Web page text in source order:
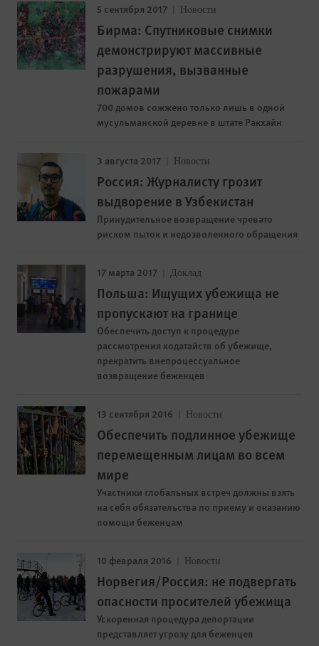
5 сентября 2017 Новости
Бирма: Спутниковые снимки
демонстрируют массивные
разрушения, вызванные
пожарами
700 домов сожжено только лишь в одной
мусульманской деревне в штате Ракхайн
3 августа 2017 Новости
Россия: Журналисту грозит
выдворение в Узбекистан
Принудительное возвращение чревато
риском пыток и недозволенного обращения
17 марта 2017 Доклад
Польша: Ищущих убежища не
пропускают на границе
Обеспечить доступ к процедуре
рассмотрения ходатайств об убежище,
прекратить внепроцессуальное
возвращение беженцев
13 сентября 2016 Новости
Обеспечить подлинное убежище
перемещенным лицам во всем
мире
Участники глобальных встреч должны взять
на себя обязательства по приему и оказанию
помощи беженцам
10 февраля 2016 Новости
Норвегия/Россия: не подвергать
опасности просителей убежища
Ускоренная процедура депортации
представляет угрозу для беженцев